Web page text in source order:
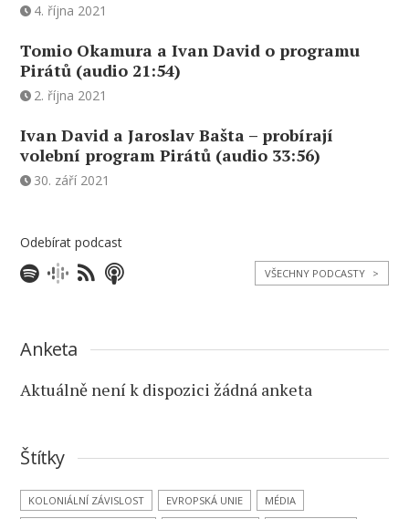
4. října 2021
Tomio Okamura a Ivan David o programu
Pirátů (audio 21:54)
2. října 2021
Ivan David a Jaroslav Bašta – probírají
volební program Pirátů (audio 33:56)
30. září 2021
Odebírat podcast
VŠECHNY PODCASTY >
Anketa
Aktuálně není k dispozici žádná anketa
Štítky
KOLONIÁLNÍ ZÁVISLOST EVROPSKÁ UNIE
MÉDIA